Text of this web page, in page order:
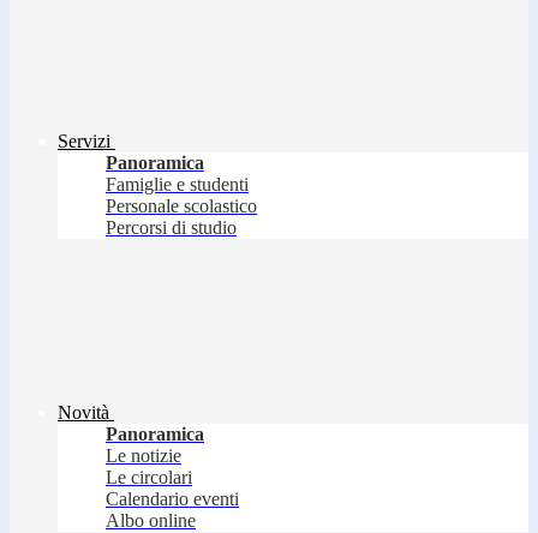
Servizi
Panoramica
Famiglie e studenti
Personale scolastico
Percorsi di studio
Novità
Panoramica
Le notizie
Le circolari
Calendario eventi
Albo online